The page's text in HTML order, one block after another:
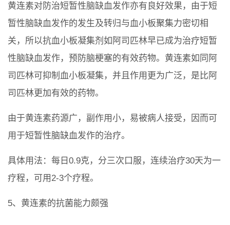
黄连素对防治短暂性脑缺血发作亦有良好效果，由于短
暂性脑缺血发作的发生及转归与血小板聚集力密切相
关，所以抗血小板凝集剂如阿司匹林早已成为治疗短暂
性脑缺血发作，预防脑梗塞的有效药物。黄连素如同阿
司匹林可抑制血小板凝集，并且作用更为广泛，是比阿
司匹林更加有效的药物。
由于黄连素药源广，副作用小，易被病人接受，因而可
用于短暂性脑缺血发作的治疗。
具体用法：每日0.9克，分三次口服，连续治疗30天为一
疗程，可用2-3个疗程。
5、黄连素的抗菌能力颇强